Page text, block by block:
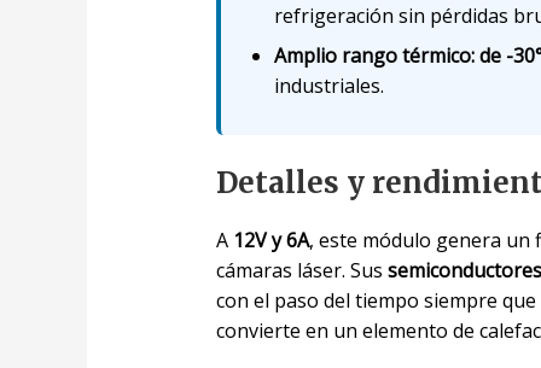
refrigeración sin pérdidas
Amplio rango térmico: de -
industriales.
Detalles y
A 12V y 6A, este módulo genera un
cámaras láser. Sus
con el paso del tiempo siempre
convierte en un elemento de